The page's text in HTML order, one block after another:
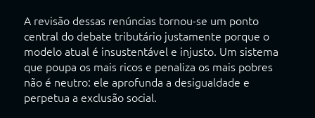
A revisão dessas renúncias tornou-se um ponto
central do debate tributário justamente porque o
modelo atual é insustentável e injusto. Um sistema
que poupa os mais ricos e penaliza os mais pobres
não é neutro: ele aprofunda a desigualdade e
perpetua a exclusão social.